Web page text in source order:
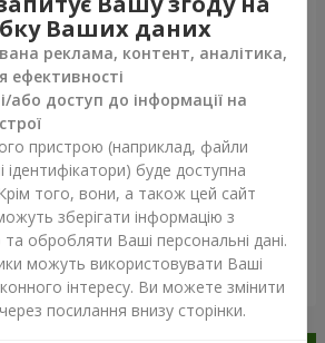
Переглянути все
Ваших даних
реклама, контент, аналітика,
ефективності
або доступ до інформації на
пристрою (наприклад, файли
ідентифікатори) буде доступна
того, вони, а також цей сайт
зберігати інформацію з
обробляти Ваші персональні дані.
можуть використовувати Ваші
інтересу. Ви можете змінити
через посилання внизу сторінки.